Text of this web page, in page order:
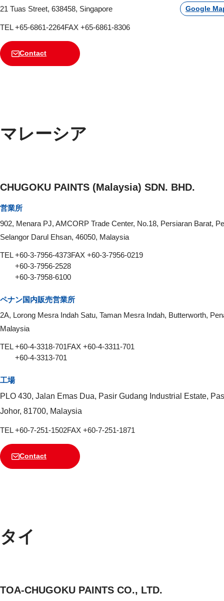
21 Tuas Street, 638458, Singapore
Google
TEL +65-6861-2264FAX +65-6861-8306
Contact
マレーシア
CHUGOKU PAINTS (Malaysia) SDN. BHD.
営業所
902, Menara PJ, AMCORP Trade Center, No.18, Persiaran Barat,
Selangor Darul Ehsan, 46050, Malaysia
TEL +60-3-7956-4373
+60-3-7956-2528
+60-3-7958-6100
FAX +60-3-7956-0219
ペナン国内販売営業所
2A, Lorong Mesra Indah Satu, Taman Mesra Indah, Butterworth,
Malaysia
TEL +60-4-3318-701
+60-4-3313-701
FAX +60-4-3311-701
工場
PLO 430, Jalan Emas Dua, Pasir Gudang Industrial Estate,
Johor, 81700, Malaysia
TEL +60-7-251-1502FAX +60-7-251-1871
Contact
タイ
TOA-CHUGOKU PAINTS CO., LTD.